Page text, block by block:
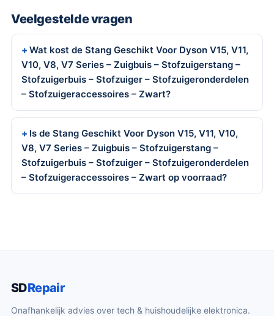
Veelgestelde vragen
Wat kost de Stang Geschikt Voor Dyson V15, V11,
V10, V8, V7 Series – Zuigbuis – Stofzuigerstang –
Stofzuigerbuis – Stofzuiger – Stofzuigeronderdelen
– Stofzuigeraccessoires – Zwart?
Is de Stang Geschikt Voor Dyson V15, V11, V10,
V8, V7 Series – Zuigbuis – Stofzuigerstang –
Stofzuigerbuis – Stofzuiger – Stofzuigeronderdelen
– Stofzuigeraccessoires – Zwart op voorraad?
SDRepair
Onafhankelijk advies over tech & huishoudelijke elektronica.